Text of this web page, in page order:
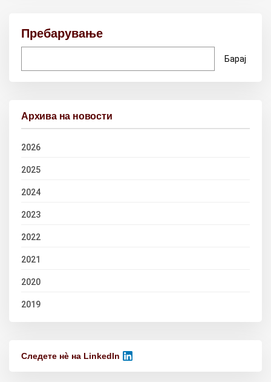
Пребарување
Барај
Архива на новости
2026
2025
2024
2023
2022
2021
2020
2019
Следете нѐ на LinkedIn